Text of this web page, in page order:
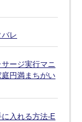
バレ
ージ実行マニ
円満まちがい
入れる方法-E